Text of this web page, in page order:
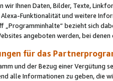
wir Ihnen Daten, Bilder, Texte,
Funktionalität und weitere
„Programminhalte“ bezieht sich
angeboten werden, bei
für das
und der Bezug einer Vergütung
alle Informationen zu geben, die